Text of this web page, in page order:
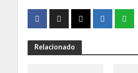
Relacionado